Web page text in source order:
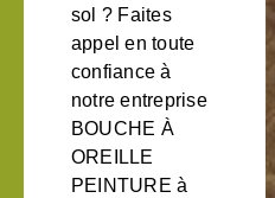
sol ? Faites
appel en toute
confiance à
notre entreprise
BOUCHE À
OREILLE
PEINTURE à